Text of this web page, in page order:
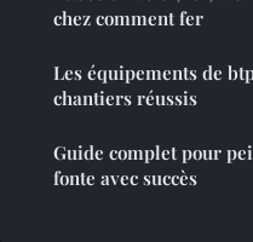
chez comment fer
Les équipements de
chantiers réussis
Guide complet pour
fonte avec succès